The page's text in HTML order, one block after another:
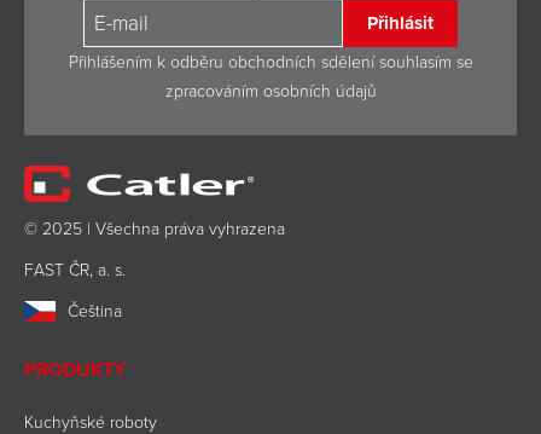
Přihlásit
Přihlášením k odběru obchodních sdělení souhlasím se
zpracováním osobních údajů
© 2025 | Všechna práva vyhrazena
FAST ČR, a. s.
Čeština
PRODUKTY
Kuchyňské roboty